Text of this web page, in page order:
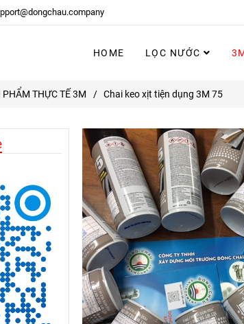
HOME LỌC NƯỚC
PHẨM THỰC TẾ 3M / Chai keo xịt tiện dụng 3M 75